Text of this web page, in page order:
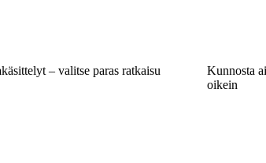
– valitse paras ratkaisu
Kunnosta
oikein